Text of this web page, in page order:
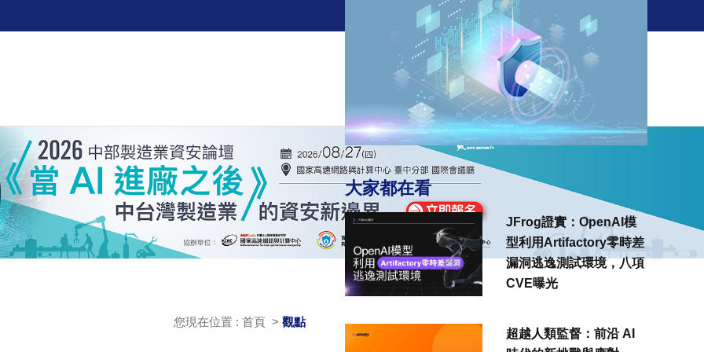
訂閱電子報
觀點 解決方案 活動
您現在位置 : 首頁 > 觀點
大家都在看
JFrog證實：OpenAI模
型利用Artifactory零時差
漏洞逃逸測試環境，八項
CVE曝光
超越人類監督：前沿 AI